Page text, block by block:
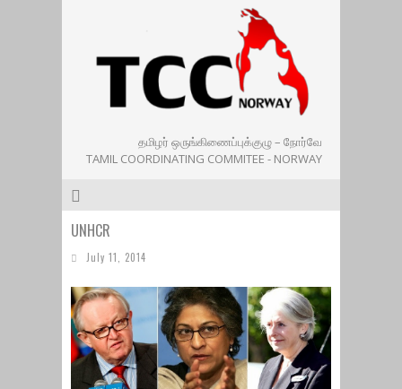
தமிழர் ஒருங்கிணைப்புக்குழு – நோர்வே
TAMIL COORDINATING COMMITEE - NORWAY
UNHCR
July 11, 2014